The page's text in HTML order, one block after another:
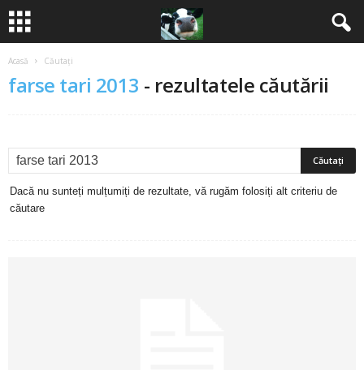
Acasă Căutați
farse tari 2013 - rezultatele căutării
Dacă nu sunteți mulțumiți de rezultate, vă rugăm folosiți alt criteriu de
căutare